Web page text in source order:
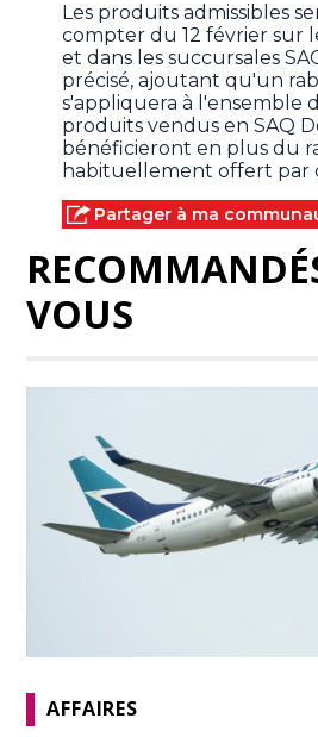
Les produits admissibles
compter du 12 février sur
et dans les succursales
précisé, ajoutant qu'un
s'appliquera à l'ensemble
produits vendus en SAQ
bénéficieront en plus du
habituellement offert par
Partager à ma
VOUS
AFFAIRES